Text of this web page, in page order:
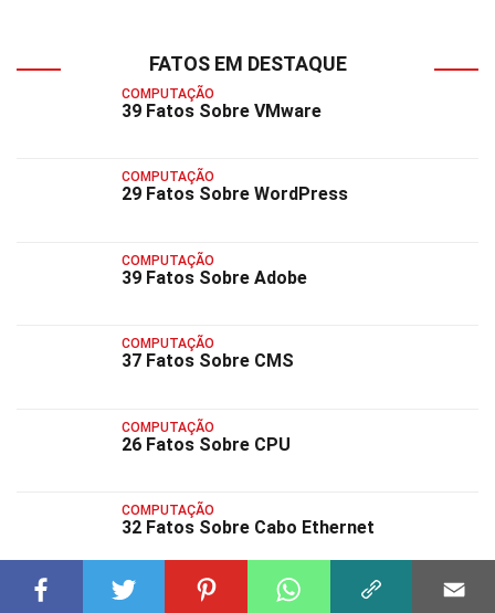
FATOS EM DESTAQUE
COMPUTAÇÃO
39 Fatos Sobre VMware
COMPUTAÇÃO
29 Fatos Sobre WordPress
COMPUTAÇÃO
39 Fatos Sobre Adobe
COMPUTAÇÃO
37 Fatos Sobre CMS
COMPUTAÇÃO
26 Fatos Sobre CPU
COMPUTAÇÃO
32 Fatos Sobre Cabo Ethernet